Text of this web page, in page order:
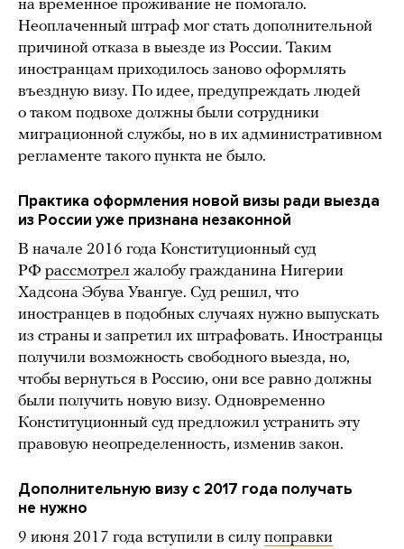
на временное проживание не помогало.
Неоплаченный штраф мог стать дополнительной
причиной отказа в выезде из России. Таким
иностранцам приходилось заново оформлять
въездную визу. По идее, предупреждать людей
о таком подвохе должны были сотрудники
миграционной службы, но в их административном
регламенте такого пункта не было.
Практика оформления новой визы ради выезда
из России уже признана незаконной
В начале 2016 года Конституционный суд
РФ рассмотрел жалобу гражданина Нигерии
Хадсона Эбува Увангуе. Суд решил, что
иностранцев в подобных случаях нужно выпускать
из страны и запретил их штрафовать. Иностранцы
получили возможность свободного выезда, но,
чтобы вернуться в Россию, они все равно должны
были получить новую визу. Одновременно
Конституционный суд предложил устранить эту
правовую неопределенность, изменив закон.
Дополнительную визу с 2017 года получать
не нужно
9 июня 2017 года вступили в силупоправки